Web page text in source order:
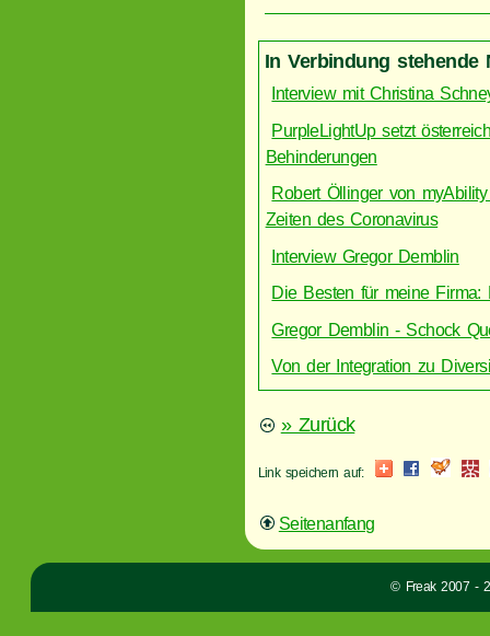
In Verbindung stehende
Interview mit Christina
PurpleLightUp setzt
Behinderungen
Robert Öllinger von
Zeiten des Coronavirus
Interview Gregor Demblin
Die Besten für meine Firma:
Gregor Demblin - Schock
Von der Integration zu
» Zurück
Link speichern auf:
Seitenanfang
© Freak 2007 -